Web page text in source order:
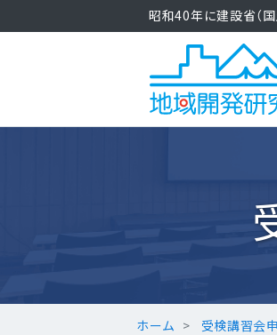
昭和40年に建設省（
ホーム 受検講習会